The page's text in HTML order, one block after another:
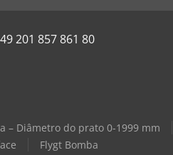
201 857 861 80
– Diâmetro do prato 0-1999 mm
Flygt Bomba